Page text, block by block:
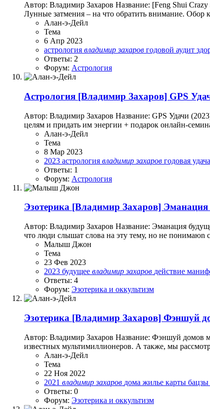
Автор: Владимир Захаров Название: [Feng Shui
Лунные затмения – на что обратить внимание. Обор
Алан-э-Дейл
Тема
6 Апр 2023
астрология владимир захаров годовой аудит
Ответы: 2
Форум: Астрология
Астрология [Владимир Захаров] GPS
Автор: Владимир Захаров Название: GPS Удачи
целям и придать им энергии + подарок онлайн-
Алан-э-Дейл
Тема
8 Мар 2023
2023 астрология владимир захаров годовая удача
Ответы: 1
Форум: Астрология
Эзотерика [Владимир Захаров] Эманация
Автор: Владимир Захаров Название: Эманация
что люди слышат слова на эту тему, но не понимаюn
Малыш Джон
Тема
23 Фев 2023
2023 будущее владимир захаров действие
Ответы: 4
Форум: Эзотерика и оккультизм
Эзотерика [Владимир Захаров] Фэншуй
Автор: Владимир Захаров Название: Фэншуй домов
известных мультимиллионеров. А также, мы
Алан-э-Дейл
Тема
22 Ноя 2022
2021 владимир захаров дома жилье карты бацзы
Ответы: 0
Форум: Эзотерика и оккультизм